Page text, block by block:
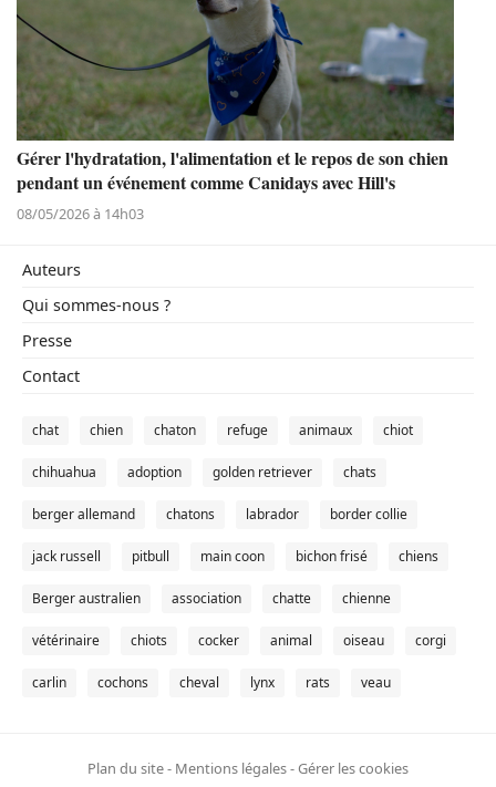
Gérer l'hydratation, l'alimentation et le repos de son chien
pendant un événement comme Canidays avec Hill's
08/05/2026 à 14h03
Auteurs
Qui sommes-nous ?
Presse
Contact
chat chien chaton refuge animaux chiot
chihuahua adoption golden retriever chats
berger allemand chatons labrador border collie
jack russell pitbull main coon bichon frisé chiens
Berger australien association chatte chienne
vétérinaire chiots cocker animal oiseau corgi
carlin cochons cheval lynx rats veau
Plan du site- Mentions légales-Gérer les cookies